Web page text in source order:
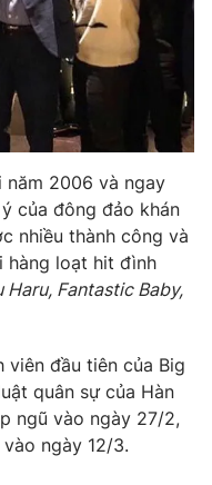
không có sự chấp
khi phát hành lại
năm 2006 và ngay
của đông đảo khán
nhiều thành công và
hàng loạt hit đình
Haru, Fantastic Baby,
viên đầu tiên của Big
quân sự của Hàn
ngũ vào ngày 27/2,
ngày 12/3.